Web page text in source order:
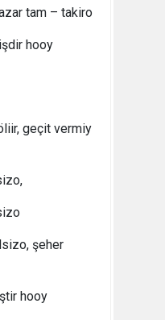
tam – takiro
hooy
geçit vermiy
şeher
hooy